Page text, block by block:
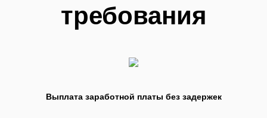
требования
Выплата заработной платы без задержек